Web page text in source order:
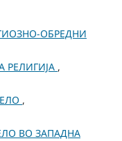
ОБРЕДНИ
РЕЛИГИЈА ,
,
ВО ЗАПАДНА